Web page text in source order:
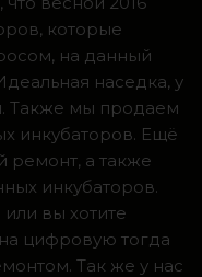
которые
на данный
наседка, у
Также мы продаем
инкубаторов. Ещё
ремонт, а также
инкубаторов.
вы хотите
цифровую тогда
Так же у нас